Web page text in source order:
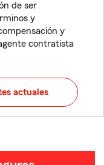
de ser
y
y
contratista
actuales